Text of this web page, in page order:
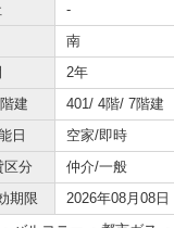
-
南
2年
建
401/ 4階/ 7階建
日
空家/即時
区分
仲介/一般
期限
2026年08月08日